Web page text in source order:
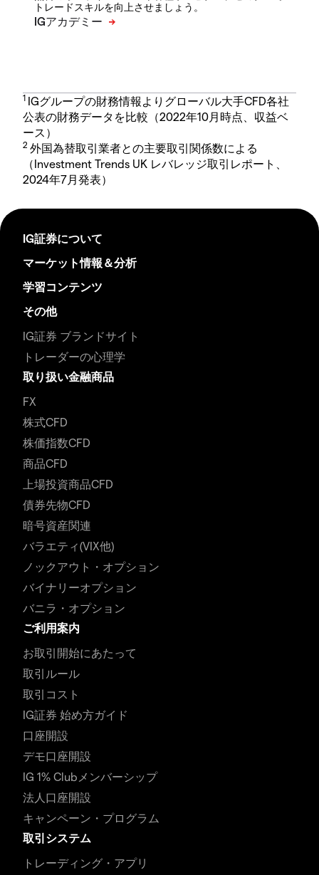
トレードスキルを向上させましょう。
1 IGグループの財務情報よりグローバル大手CFD各社
公表の財務データを比較（2022年10月時点、収益ベ
ース）
2 外国為替取引業者との主要取引関係数による
（Investment Trends UK レバレッジ取引レポート、
2024年7月発表）
IG証券について
マーケット情報＆分析
学習コンテンツ
その他
IG証券 ブランドサイト
トレーダーの心理学
取り扱い金融商品
FX
株式CFD
株価指数CFD
商品CFD
上場投資商品CFD
債券先物CFD
暗号資産関連
バラエティ(VIX他)
ノックアウト・オプション
バイナリーオプション
バニラ・オプション
ご利用案内
お取引開始にあたって
取引ルール
取引コスト
IG証券 始め方ガイド
口座開設
デモ口座開設
IG 1% Clubメンバーシップ
法人口座開設
キャンペーン・プログラム
取引システム
トレーディング・アプリ